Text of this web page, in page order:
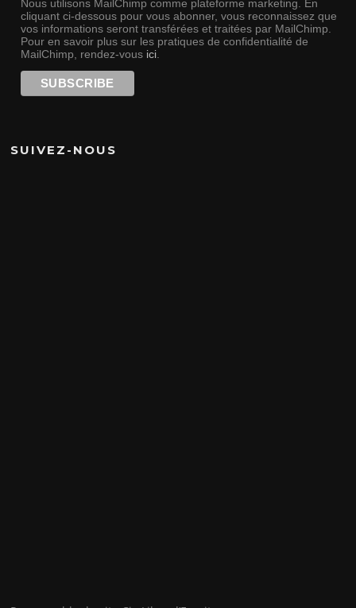
Nous utilisons MailChimp comme plateforme marketing. En
cliquant ci-dessous pour vous abonner, vous reconnaissez que
vos informations seront transférées et traitées par MailChimp.
Pour en savoir plus sur les pratiques de confidentialité de
MailChimp, rendez-vous ici.
SUIVEZ-NOUS